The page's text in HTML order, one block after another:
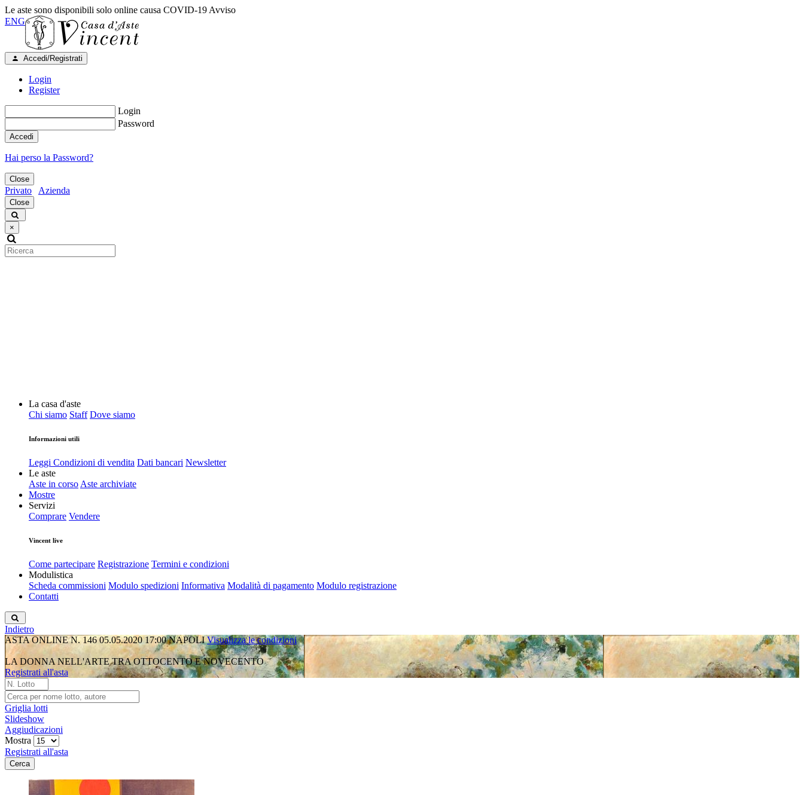
Le aste sono disponibili solo online causa COVID-19 Avviso
ENG
Accedi/Registrati
Login
Register
Login
Password
Accedi
Hai perso la Password?
Close
Privato Azienda
Close
×
La casa d'aste
Chi siamo Staff Dove siamo
Informazioni utili
Leggi Condizioni di vendita Dati bancari Newsletter
Le aste
Aste in corso Aste archiviate
Mostre
Servizi
Comprare Vendere
Vincent live
Come partecipare Registrazione Termini e condizioni
Modulistica
Scheda commissioni Modulo spedizioni Informativa Modalità di pagamento Modulo registrazione
Contatti
Indietro
ASTA ONLINE N. 146 05.05.2020 17:00 NAPOLI Visualizza le condizioni
LA DONNA NELL'ARTE TRA OTTOCENTO E NOVECENTO
Registrati all'asta
Griglia lotti
Slideshow
Aggiudicazioni
Mostra
Registrati all'asta